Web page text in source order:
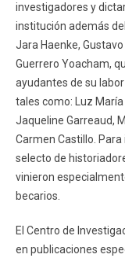
investigadores y
institución además
Jara Haenke,
Guerrero Yoacham,
ayudantes de su
tales como: Luz
Jaqueline Garreaud,
Carmen Castillo.
selecto de
vinieron
becarios.
El Centro de
en publicaciones